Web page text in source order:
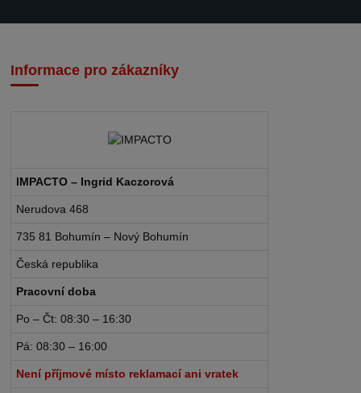
Informace pro zákazníky
IMPACTO – Ingrid Kaczorová
Nerudova 468
735 81 Bohumín – Nový Bohumín
Česká republika
Pracovní doba
Po – Čt: 08:30 – 16:30
Pá: 08:30 – 16:00
Není příjmové místo reklamací ani vratek